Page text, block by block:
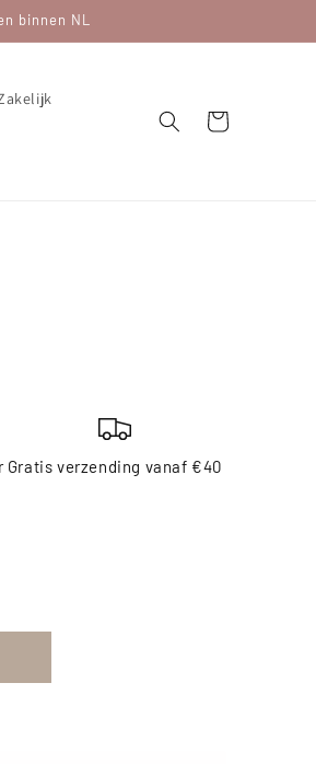
binnen NL
Winkelwagen
Gratis verzending vanaf €40